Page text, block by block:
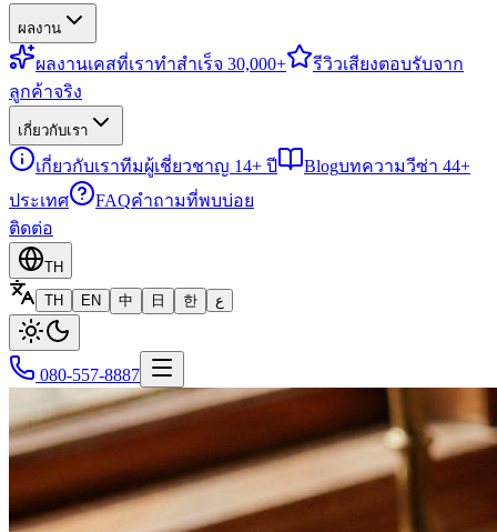
ผลงาน
ผลงานเคสที่เราทำสำเร็จ 30,000+ รีวิวเสียงตอบรับจาก
ลูกค้าจริง
เกี่ยวกับเรา
เกี่ยวกับเราทีมผู้เชี่ยวชาญ 14+ ปี Blogบทความวีซ่า 44+
ประเทศ
FAQคำถามที่พบบ่อย
ติดต่อ
TH
TH
EN 中 日 한 ع
080-557-8887